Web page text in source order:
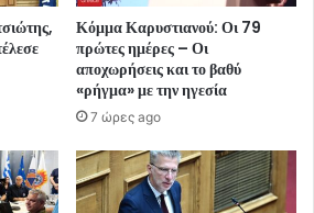
Κόμμα Καρυστιανού: Οι 79
πρώτες ημέρες – Οι
αποχωρήσεις και το βαθύ
«ρήγμα» με την ηγεσία
7 ώρες ago